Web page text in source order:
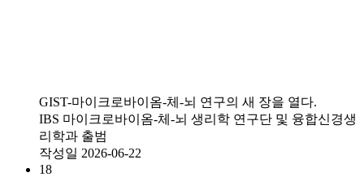
GIST-마이크로바이옴-체-뇌 연구의 새 장을 열다.
IBS 마이크로바이옴-체-뇌 생리학 연구단 및 융합신경생
리학과 출범
작성일 2026-06-22
18